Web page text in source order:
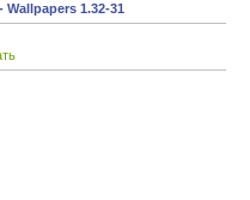
Wallpapers 1.32-31